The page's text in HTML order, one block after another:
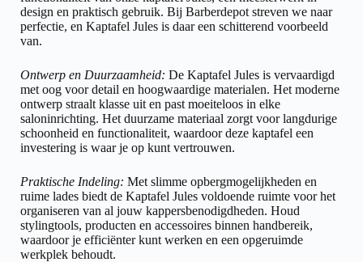
design en praktisch gebruik. Bij Barberdepot streven we naar
perfectie, en Kaptafel Jules is daar een schitterend voorbeeld
van.
Ontwerp en Duurzaamheid: De Kaptafel Jules is vervaardigd
met oog voor detail en hoogwaardige materialen. Het moderne
ontwerp straalt klasse uit en past moeiteloos in elke
saloninrichting. Het duurzame materiaal zorgt voor langdurige
schoonheid en functionaliteit, waardoor deze kaptafel een
investering is waar je op kunt vertrouwen.
Praktische Indeling: Met slimme opbergmogelijkheden en
ruime lades biedt de Kaptafel Jules voldoende ruimte voor het
organiseren van al jouw kappersbenodigdheden. Houd
stylingtools, producten en accessoires binnen handbereik,
waardoor je efficiënter kunt werken en een opgeruimde
werkplek behoudt.